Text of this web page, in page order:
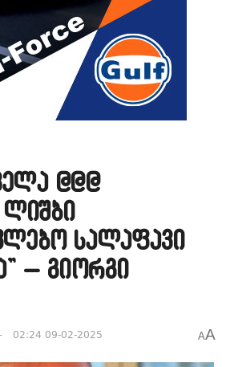
@@@
ლიშბი
სალაფავი
– გიორგი
02:24 09-02-2025 AA